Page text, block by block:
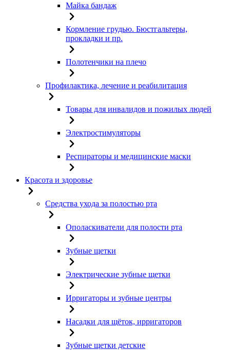
Майка бандаж
Кормление грудью. Бюстгальтеры,
прокладки и пр.
Полотенчики на плечо
Профилактика, лечение и реабилитация
Товары для инвалидов и пожилых людей
Электростимуляторы
Респираторы и медицинские маски
Красота и здоровье
Средства ухода за полостью рта
Ополаскиватели для полости рта
Зубные щетки
Электрические зубные щетки
Ирригаторы и зубные центры
Насадки для щёток, ирригаторов
Зубные щетки детские